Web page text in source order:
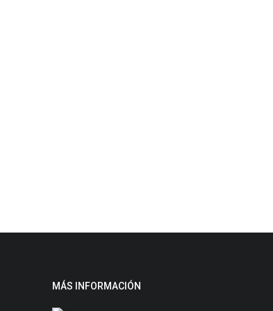
MÁS INFORMACIÓN